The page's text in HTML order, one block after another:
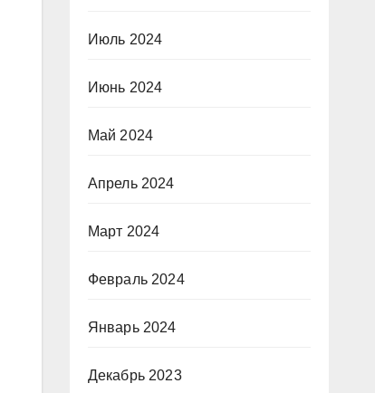
Июль 2024
Июнь 2024
Май 2024
Апрель 2024
Март 2024
Февраль 2024
Январь 2024
Декабрь 2023